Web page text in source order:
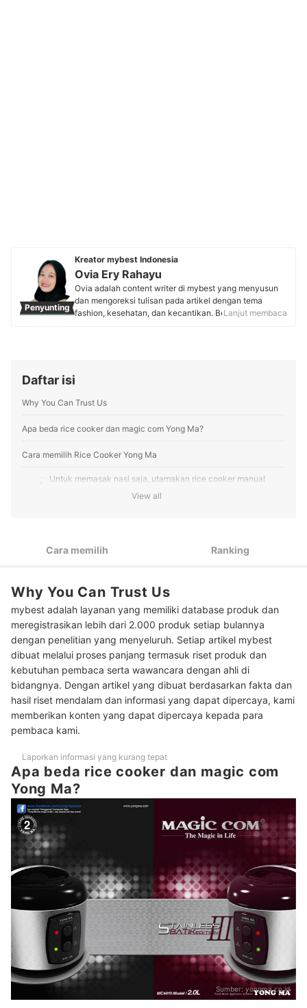
Penyunting
Kreator mybest Indonesia
Ovia Ery Rahayu
Ovia adalah content writer di mybest yang menyusun
dan mengoreksi tulisan pada artikel dengan tema
fashion, kesehatan, dan kecantikan. Berbekal
Profil Ovia Ery Rahayu
Lanjut membaca
Daftar isi
Why You Can Trust Us
Apa beda rice cooker dan magic com Yong Ma?
Cara memilih Rice Cooker Yong Ma
1
Untuk memasak nasi saja, utamakan rice cooker manual
Untuk keluarga, pilih rice cooker Yong Ma kapasitas 2 liter
atau Gold Iron Wing
Peringkat Rice Cooker Yong Ma Terbaik
Baca juga rekomendasi rice cooker lainnya di sini
View all
Cara memilih Ranking
Why You Can Trust Us
mybest adalah layanan yang memiliki database produk dan
meregistrasikan lebih dari 2.000 produk setiap bulannya
dengan penelitian yang menyeluruh. Setiap artikel mybest
dibuat melalui proses panjang termasuk riset produk dan
kebutuhan pembaca serta wawancara dengan ahli di
bidangnya. Dengan artikel yang dibuat berdasarkan fakta dan
hasil riset mendalam dan informasi yang dapat dipercaya, kami
memberikan konten yang dapat dipercaya kepada para
pembaca kami.
Laporkan informasi yang kurang tepat
Apa beda rice cooker dan magic com
Yong Ma?
Sumber: yongma.co.id